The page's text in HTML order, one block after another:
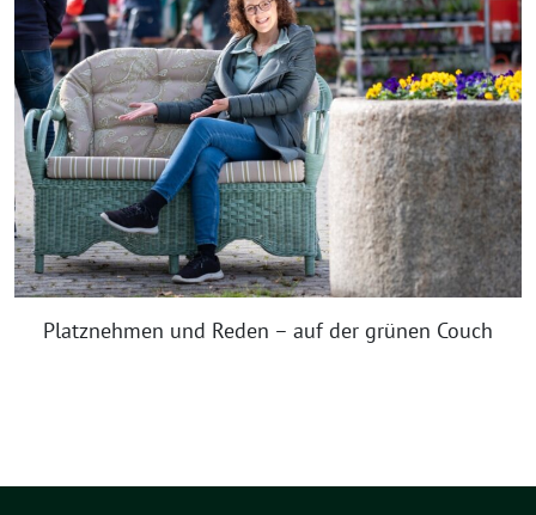
Platznehmen und Reden – auf der grünen Couch